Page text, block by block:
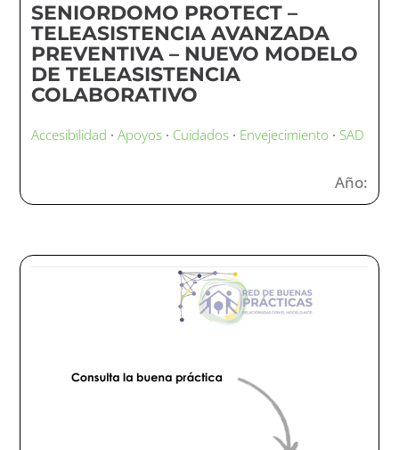
SENIORDOMO PROTECT –
TELEASISTENCIA AVANZADA
PREVENTIVA – NUEVO MODELO
DE TELEASISTENCIA
COLABORATIVO
Accesibilidad ·Apoyos · Cuidados · Envejecimiento · SAD
Año: